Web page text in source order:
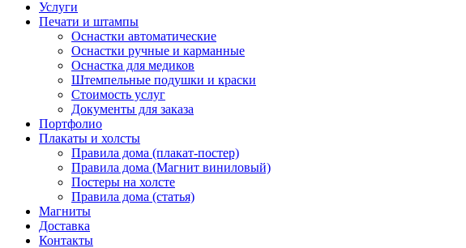
Услуги
Печати и штампы
Оснастки автоматические
Оснастки ручные и карманные
Оснастка для медиков
Штемпельные подушки и краски
Стоимость услуг
Документы для заказа
Портфолио
Плакаты и холсты
Правила дома (плакат-постер)
Правила дома (Магнит виниловый)
Постеры на холсте
Правила дома (статья)
Магниты
Доставка
Контакты